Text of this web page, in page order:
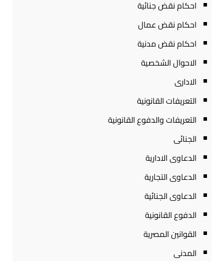
احكام نقض جنائية
احكام نقض عمال
احكام نقض مدنية
الاحوال الشخصية
الادارى
التعريفات القانونية
التعريفات والدفوع القانونية
الجنائى
الدعاوى الادارية
الدعاوى التجارية
الدعاوى الجنائية
الدفوع القانونية
القوانين المصرية
المدنى